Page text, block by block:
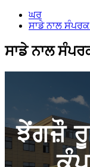
ਘਰ
ਸਾਡੇ ਨਾਲ
ਸਾਡੇ ਨਾਲ
ਝੇਂਗਜ਼ੌ